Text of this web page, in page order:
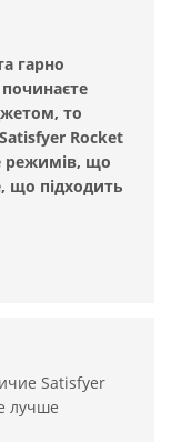
использовать
диаметр - 2,5 см
и подходит на
можно будет
гарно
то
Rocket
режимів, що
що підходить
Satisfyer
лучше